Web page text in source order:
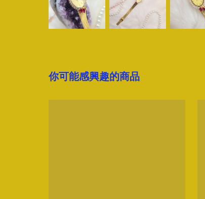
你可能感興趣的商品